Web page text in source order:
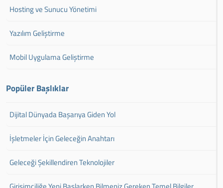
Hosting ve Sunucu Yönetimi
Yazılım Geliştirme
Mobil Uygulama Geliştirme
Popüler Başlıklar
Dijital Dünyada Başarıya Giden Yol
İşletmeler İçin Geleceğin Anahtarı
Geleceği Şekillendiren Teknolojiler